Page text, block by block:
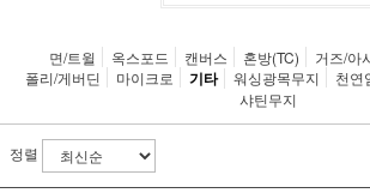
면/트윌 옥스포드 캔버스 혼방(TC) 거즈/아
폴리/게버딘
마이크로 기타 워싱광목무지 천연
샤틴무지
정렬